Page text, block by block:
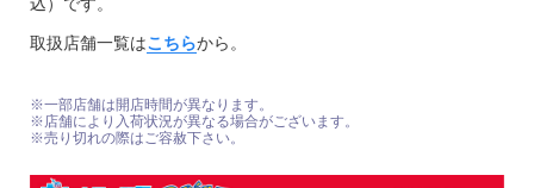
取扱店舗一覧はこちらから。
※一部店舗は開店時間が異なります。
※店舗により入荷状況が異なる場合がございます。
※売り切れの際はご容赦下さい。